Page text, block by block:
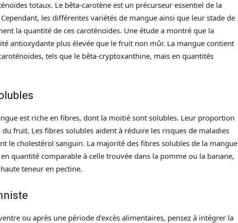
totaux. Le bêta-carotène est un précurseur essentiel de la
les différentes variétés de mangue ainsi que leur stade de
la quantité de ces caroténoïdes. Une étude a montré que la
antioxydante plus élevée que le fruit non mûr. La mangue contient
tels que le bêta-cryptoxanthine, mais en quantités
est riche en fibres, dont la moitié sont solubles. Leur proportion
fruit. Les fibres solubles aident à réduire les risques de maladies
le cholestérol sanguin. La majorité des fibres solubles de la mangue
quantité comparable à celle trouvée dans la pomme ou la banane,
teneur en pectine.
ou après une période d’excès alimentaires, pensez à intégrer la